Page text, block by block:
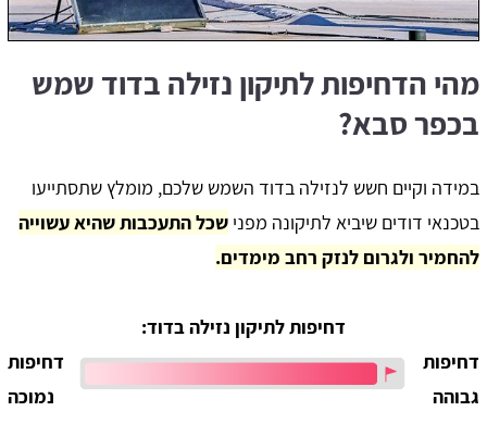
מהי הדחיפות לתיקון נזילה בדוד שמש
בכפר סבא?
במידה וקיים חשש לנזילה בדוד השמש שלכם, מומלץ שתסתייעו
בטכנאי דודים שיביא לתיקונה מפני שכל התעכבות שהיא עשוייה
להחמיר ולגרום לנזק רחב מימדים.
דחיפות לתיקון נזילה בדוד:
דחיפות
גבוהה
דחיפות
נמוכה